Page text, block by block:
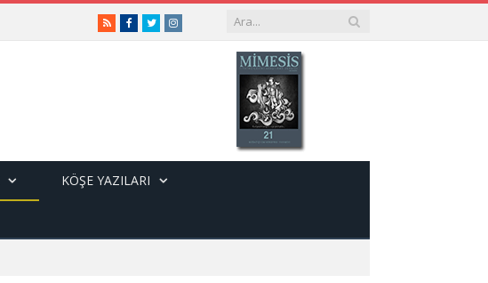
RSSFacebook
TwitterInstagram
KÖŞE YAZILARI